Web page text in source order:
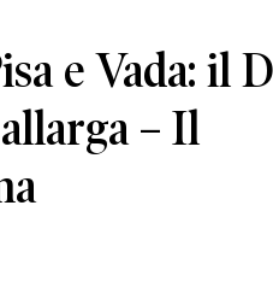
e Vada: il
– Il